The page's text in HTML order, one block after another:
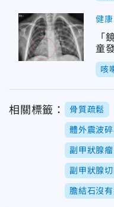
健康
「
童
咳
相關標籤： 骨質疏鬆
體外震波
副甲狀腺瘤
副甲狀腺
膽結石沒